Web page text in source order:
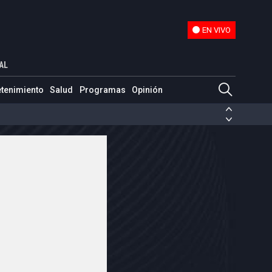
EN VIVO
Salud Programas Opinión
de las FARC